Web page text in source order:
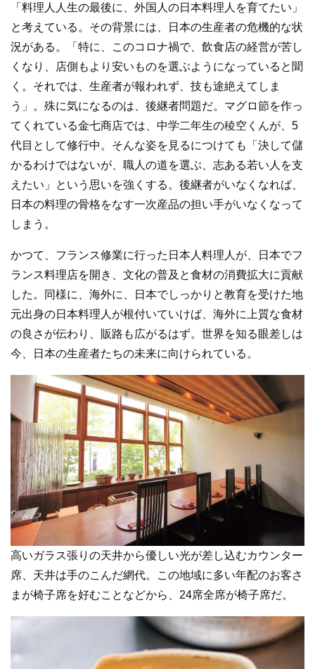
「料理人人生の最後に、外国人の日本料理人を育てたい」
と考えている。その背景には、日本の生産者の危機的な状
況がある。「特に、このコロナ禍で、飲食店の経営が苦し
くなり、店側もより安いものを選ぶようになっていると聞
く。それでは、生産者が報われず、技も途絶えてしま
う」。殊に気になるのは、後継者問題だ。マグロ節を作っ
てくれている金七商店では、中学二年生の稜空くんが、5
代目として修行中。そんな姿を見るにつけても「決して儲
かるわけではないが、職人の道を選ぶ、志ある若い人を支
えたい」という思いを強くする。後継者がいなくなれば、
日本の料理の骨格をなす一次産品の担い手がいなくなって
しまう。
かつて、フランス修業に行った日本人料理人が、日本でフ
ランス料理店を開き、文化の普及と食材の消費拡大に貢献
した。同様に、海外に、日本でしっかりと教育を受けた地
元出身の日本料理人が根付いていけば、海外に上質な食材
の良さが伝わり、販路も広がるはず。世界を知る眼差しは
今、日本の生産者たちの未来に向けられている。
高いガラス張りの天井から優しい光が差し込むカウンター
席、天井は手のこんだ網代。この地域に多い年配のお客さ
まが椅子席を好むことなどから、24席全席が椅子席だ。